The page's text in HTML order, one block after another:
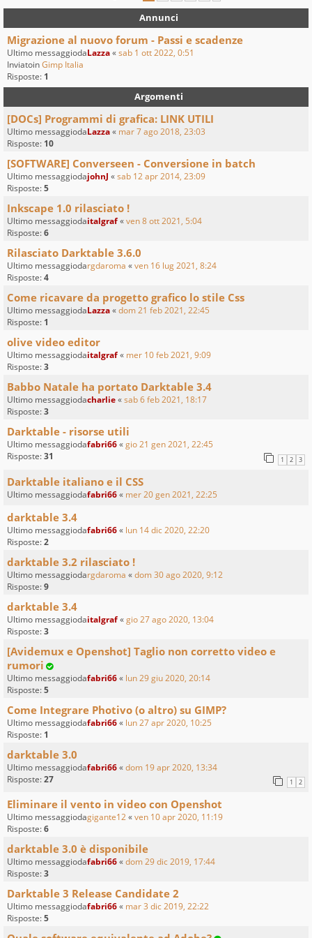
Annunci
Migrazione al nuovo forum - Passi e scadenze
Ultimo messaggiodaLazza«sab 1 ott 2022, 0:51
InviatoinGimp Italia
Risposte: 1
Argomenti
[DOCs] Programmi di grafica: LINK UTILI
Ultimo messaggiodaLazza« mar 7 ago 2018, 23:03
Risposte: 10
[SOFTWARE] Converseen - Conversione in batch
Ultimo messaggiodajohnJ «sab 12 apr 2014, 23:09
Risposte:5
Inkscape 1.0 rilasciato !
Ultimo messaggiodaitalgraf«ven 8 ott 2021, 5:04
Risposte:6
Rilasciato Darktable 3.6.0
Ultimo messaggiodargdaroma «ven 16 lug 2021, 8:24
Risposte:4
Come ricavare da progetto grafico lo stile Css
Ultimo messaggiodaLazza«dom 21 feb 2021, 22:45
Risposte: 1
olive video editor
Ultimo messaggiodaitalgraf« mer 10 feb 2021, 9:09
Risposte:3
Babbo Natale ha portato Darktable 3.4
Ultimo messaggiodacharlie«sab 6 feb 2021, 18:17
Risposte:3
Darktable - risorse utili
Ultimo messaggiodafabri66«gio 21 gen 2021, 22:45
Risposte:31 1 2 3
Darktable italiano e il CSS
Ultimo messaggiodafabri66« mer 20 gen 2021, 22:25
darktable 3.4
Ultimo messaggiodafabri66« lun 14 dic 2020, 22:20
Risposte:2
darktable 3.2 rilasciato !
Ultimo messaggiodargdaroma «dom 30 ago 2020, 9:12
Risposte:9
darktable 3.4
Ultimo messaggiodaitalgraf«gio 27 ago 2020, 13:04
Risposte:3
[Avidemux e Openshot] Taglio non corretto video e
rumori
Ultimo messaggiodafabri66« lun 29 giu 2020, 20:14
Risposte:5
Come Integrare Photivo (o altro) su GIMP?
Ultimo messaggiodafabri66« lun 27 apr 2020, 10:25
Risposte: 1
darktable 3.0
Ultimo messaggiodafabri66«dom 19 apr 2020, 13:34
Risposte:27 1 2
Eliminare il vento in video con Openshot
Ultimo messaggiodagigante12«ven 10 apr 2020, 11:19
Risposte:6
darktable 3.0 è disponibile
Ultimo messaggiodafabri66«dom 29 dic 2019, 17:44
Risposte:3
Darktable 3 Release Candidate 2
Ultimo messaggiodafabri66« mar 3 dic 2019, 22:22
Risposte:5